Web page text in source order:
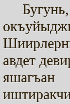
авдет